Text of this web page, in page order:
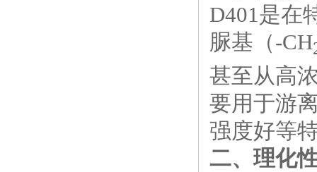
D401是在
脲基（-CH
甚至从高
要用于游
强度好等
二、理化